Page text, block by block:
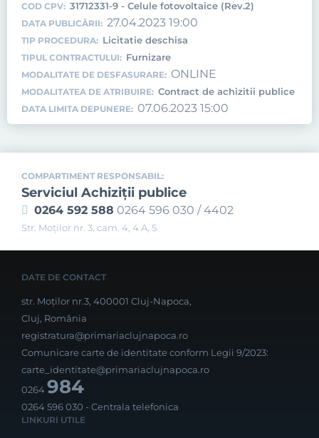
COD CPV: 31712331-9 - Celule fotovoltaice (Rev.2)
DATA PUBLICĂRII: 27.04.2023 19:00
TIP PROCEDURA: Licitatie deschisa
TIPUL CONTRACTULUI: Furnizare
MODALITATE DE DESFASURARE: ONLINE
MODALITATEA DE ATRIBUIRE: Contract de achizitii publice
DATA LIMITA DEPUNERE: 07.06.2023 15:00
COMPARTIMENT RESPONSABIL:
Serviciul Achiziţii publice
0264 592 588 0264 596 030 / 4402
Str. Moţilor nr. 3, cam. 4, 4 A, 5
DATE DE CONTACT
str. Moților nr.3, 400001 Cluj-Napoca,
Cluj, România
registratura@primariaclujnapoca.ro
Comunicare carte de identitate conform Legii 9/2023:
carte_identitate@primariaclujnapoca.ro
0264984
0264 596 030 - Centrala telefonica
LINKURI UTILE